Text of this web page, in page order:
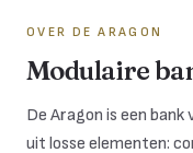
OVER DE ARAGON
Modulaire
De Aragon is een
uit losse elementen: